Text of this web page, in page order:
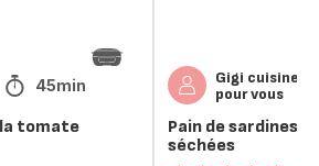
45min
tomate
Gigi cuisine
pour vous
Pain de sardines
séchées